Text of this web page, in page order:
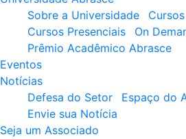
Sobre a Universidade
Cursos Presenciais
On
Prêmio Acadêmico Abrasce
Eventos
Notícias
Defesa do Setor
Espaço do
Envie sua Notícia
Seja um Associado